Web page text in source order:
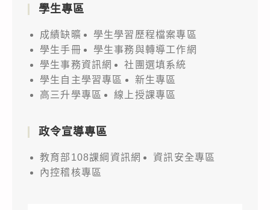
學生專區
成績缺曠
學生學習歷程檔案專區
學生手冊
學生事務與轉導工作網
學生事務資訊網
社團選填系統
學生自主學習專區
新生專區
高三升學專區
線上授課專區
政令宣導專區
教育部108課綱資訊網
資訊安全專區
內控稽核專區